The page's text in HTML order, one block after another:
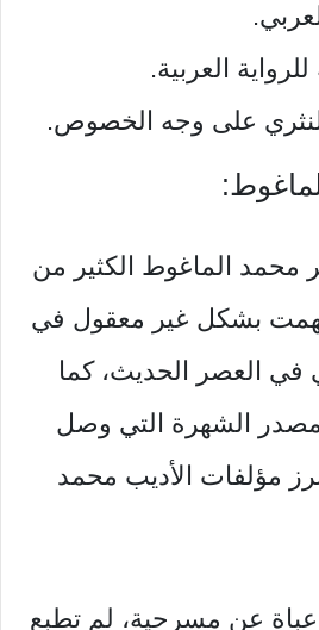
للرواية العربية.
على وجه الخصوص.
محمد الماغوط الكثير من
بشكل غير معقول في
في العصر الحديث، كما
مصدر الشهرة التي وصل
مؤلفات الأديب محمد
عن مسرحية، لم تطبع